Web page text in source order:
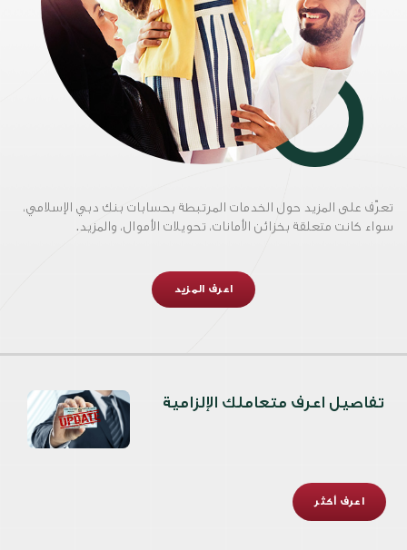
تعرّف على المزيد حول الخدمات المرتبطة بحسابات بنك دبي الإسلامي،
سواء كانت متعلقة بخزائن الأمانات، تحويلات الأموال، والمزيد.
اعرف المزيد
تفاصيل اعرف متعاملك الإلزامية
اعرف أكثر